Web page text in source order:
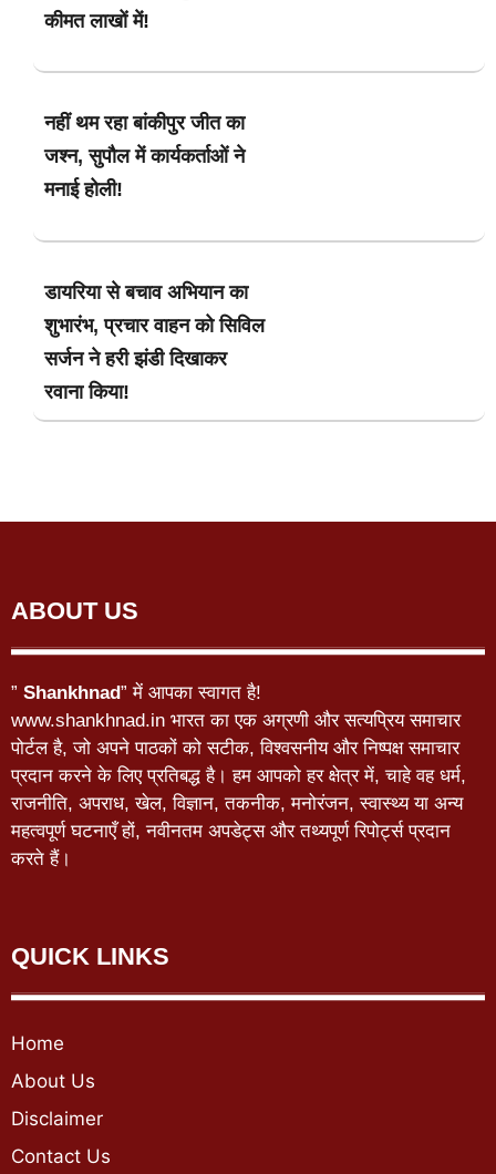
कीमत लाखों में!
नहीं थम रहा बांकीपुर जीत का
जश्न, सुपौल में कार्यकर्ताओं ने
मनाई होली!
डायरिया से बचाव अभियान का
शुभारंभ, प्रचार वाहन को सिविल
सर्जन ने हरी झंडी दिखाकर
रवाना किया!
ABOUT US
” Shankhnad” में आपका स्वागत है!
www.shankhnad.in भारत का एक अग्रणी और सत्यप्रिय समाचार
पोर्टल है, जो अपने पाठकों को सटीक, विश्वसनीय और निष्पक्ष समाचार
प्रदान करने के लिए प्रतिबद्ध है। हम आपको हर क्षेत्र में, चाहे वह धर्म,
राजनीति, अपराध, खेल, विज्ञान, तकनीक, मनोरंजन, स्वास्थ्य या अन्य
महत्वपूर्ण घटनाएँ हों, नवीनतम अपडेट्स और तथ्यपूर्ण रिपोर्ट्स प्रदान
करते हैं।
QUICK LINKS
Home
About Us
Disclaimer
Contact Us